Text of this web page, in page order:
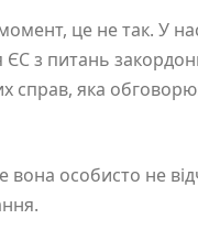
це не так. У
з питань
справ, яка
вона особисто не